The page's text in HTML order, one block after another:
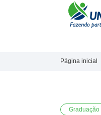
Página inicial
Graduação